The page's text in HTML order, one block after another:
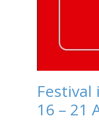
16 – 21